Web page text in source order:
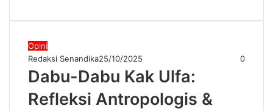
Opini
Redaksi Senandika25/10/2025 0
Dabu-Dabu Kak Ulfa:
Refleksi Antropologis &